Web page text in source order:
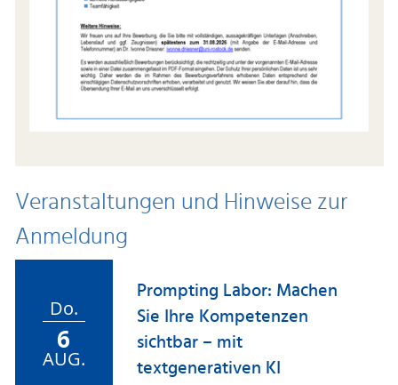
Veranstaltungen und Hinweise zur
Anmeldung
Do.
6
AUG.
Prompting Labor: Machen
Sie Ihre Kompetenzen
sichtbar – mit
textgenerativen KI